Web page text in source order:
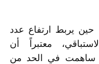
يربط ارتفاع عدد
معتبراً أن
ساهمت في الحد من